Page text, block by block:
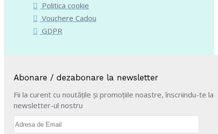
Politica cookie
Vouchere Cadou
GDPR
Abonare / dezabonare la newsletter
Fii la curent cu noutățile și promoțiile noastre, înscriindu-te la
newsletter-ul nostru